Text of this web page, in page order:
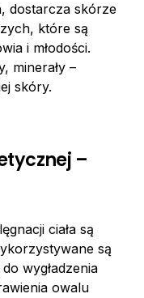
dostarcza skórze
które są
i młodości.
minerały –
skóry.
–
ciała są
są
wygładzenia
owalu